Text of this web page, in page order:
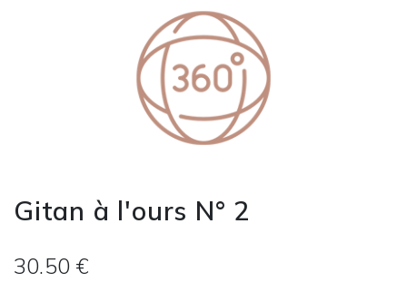
Gitan à l'ours N° 2
30.50 €